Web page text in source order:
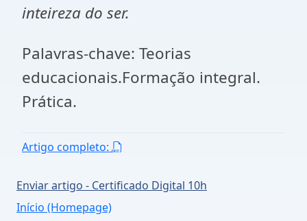
inteireza do ser.
Palavras-chave: Teorias
educacionais.Formação integral.
Prática.
Artigo completo:
Enviar artigo - Certificado Digital 10h
Início (Homepage)